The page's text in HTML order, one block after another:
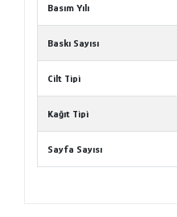
Basım Yılı
Baskı Sayısı
Cilt Tipi
Kağıt Tipi
Sayfa Sayısı